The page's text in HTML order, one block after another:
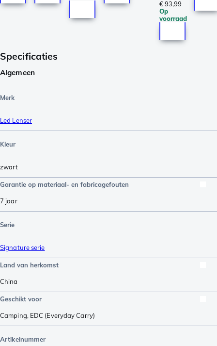
€ 93,99
Op
voorraad
Specificaties
Algemeen
Merk
Led Lenser
Kleur
zwart
Garantie op materiaal- en fabricagefouten
7 jaar
Serie
Signature serie
Land van herkomst
China
Geschikt voor
Camping, EDC (Everyday Carry)
Artikelnummer